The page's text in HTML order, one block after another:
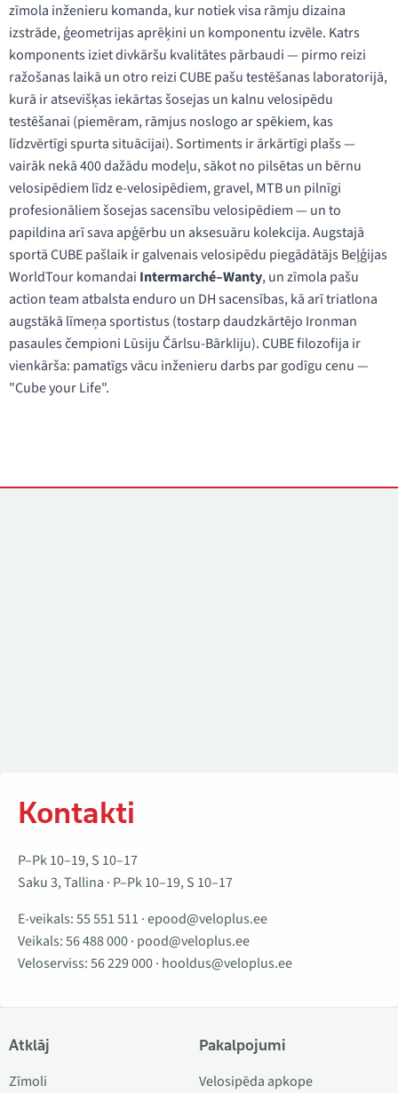
zīmola inženieru komanda, kur notiek visa rāmju dizaina
izstrāde, ģeometrijas aprēķini un komponentu izvēle. Katrs
komponents iziet divkāršu kvalitātes pārbaudi — pirmo reizi
ražošanas laikā un otro reizi CUBE pašu testēšanas laboratorijā,
kurā ir atsevišķas iekārtas šosejas un kalnu velosipēdu
testēšanai (piemēram, rāmjus noslogo ar spēkiem, kas
līdzvērtīgi spurta situācijai). Sortiments ir ārkārtīgi plašs —
vairāk nekā 400 dažādu modeļu, sākot no pilsētas un bērnu
velosipēdiem līdz e-velosipēdiem, gravel, MTB un pilnīgi
profesionāliem šosejas sacensību velosipēdiem — un to
papildina arī sava apģērbu un aksesuāru kolekcija. Augstajā
sportā CUBE pašlaik ir galvenais velosipēdu piegādātājs Beļģijas
WorldTour komandai Intermarché–Wanty, un zīmola pašu
action team atbalsta enduro un DH sacensības, kā arī triatlona
augstākā līmeņa sportistus (tostarp daudzkārtējo Ironman
pasaules čempioni Lūsiju Čārlsu-Bārkliju). CUBE filozofija ir
vienkārša: pamatīgs vācu inženieru darbs par godīgu cenu —
"Cube your Life".
Kontakti
P–Pk 10–19, S 10–17
Saku 3, Tallina · P–Pk 10–19, S 10–17
E-veikals:55 551 511 ·epood@veloplus.ee
Veikals:56 488 000· pood@veloplus.ee
Veloserviss:56 229 000· hooldus@veloplus.ee
Atklāj
Zīmoli
Pakalpojumi
Velosipēda apkope